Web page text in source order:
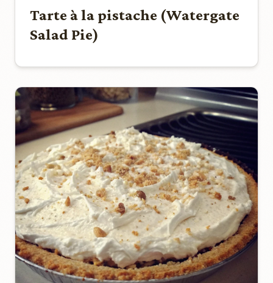
Tarte à la pistache (Watergate
Salad Pie)